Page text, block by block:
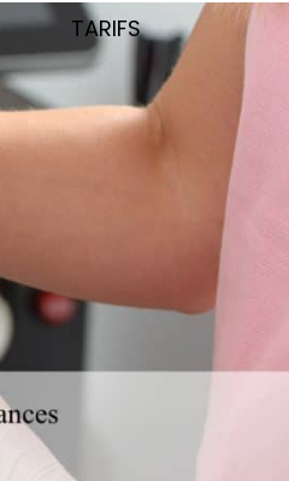
TARIFS